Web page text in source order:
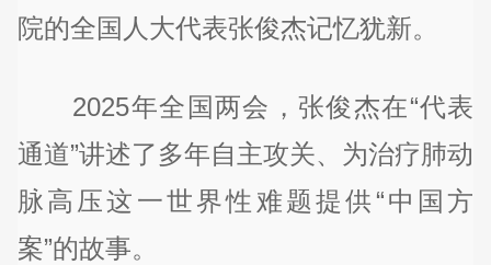
院的全国人大代表张俊杰记忆犹新。
2025年全国两会，张俊杰在“代表
通道”讲述了多年自主攻关、为治疗肺动
脉高压这一世界性难题提供“中国方
案”的故事。